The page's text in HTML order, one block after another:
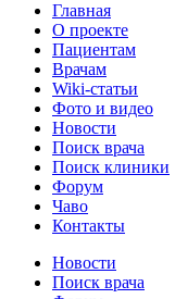
Главная
О проекте
Пациентам
Врачам
Wiki-статьи
Фото и видео
Новости
Поиск врача
Поиск клиники
Форум
Чаво
Контакты
Новости
Поиск врача